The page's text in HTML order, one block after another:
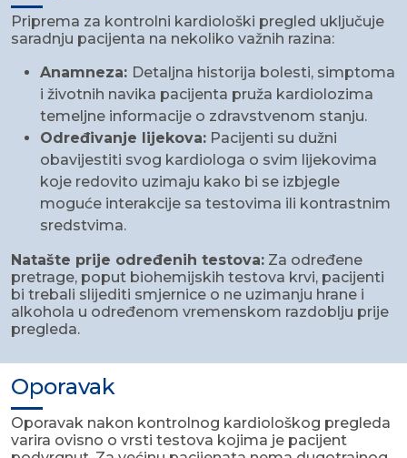
Priprema za kontrolni kardiološki pregled uključuje
saradnju pacijenta na nekoliko važnih razina:
Anamneza: Detaljna historija bolesti, simptoma
i životnih navika pacijenta pruža kardiolozima
temeljne informacije o zdravstvenom stanju.
Određivanje lijekova: Pacijenti su dužni
obavijestiti svog kardiologa o svim lijekovima
koje redovito uzimaju kako bi se izbjegle
moguće interakcije sa testovima ili kontrastnim
sredstvima.
Natašte prije određenih testova: Za određene
pretrage, poput biohemijskih testova krvi, pacijenti
bi trebali slijediti smjernice o ne uzimanju hrane i
alkohola u određenom vremenskom razdoblju prije
pregleda.
Oporavak
Oporavak nakon kontrolnog kardiološkog pregleda
varira ovisno o vrsti testova kojima je pacijent